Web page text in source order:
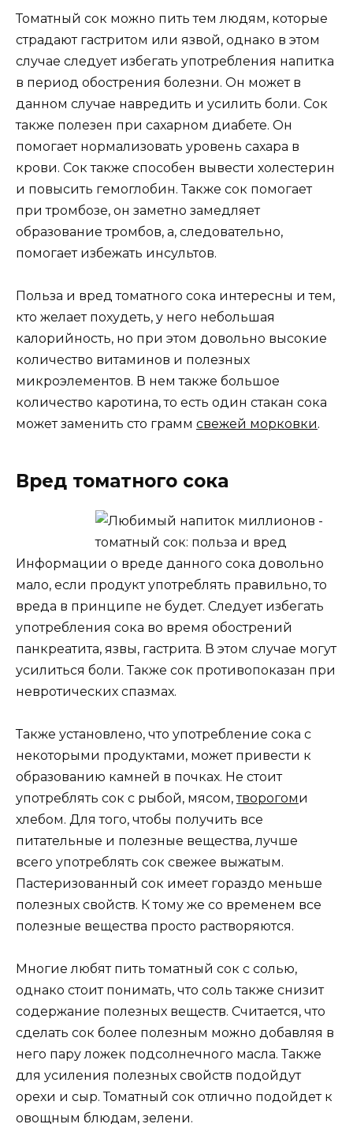
Томатный сок можно пить тем людям, которые
страдают гастритом или язвой, однако в этом
случае следует избегать употребления напитка
в период обострения болезни. Он может в
данном случае навредить и усилить боли. Сок
также полезен при сахарном диабете. Он
помогает нормализовать уровень сахара в
крови. Сок также способен вывести холестерин
и повысить гемоглобин. Также сок помогает
при тромбозе, он заметно замедляет
образование тромбов, а, следовательно,
помогает избежать инсультов.
Польза и вред томатного сока интересны и тем,
кто желает похудеть, у него небольшая
калорийность, но при этом довольно высокие
количество витаминов и полезных
микроэлементов. В нем также большое
количество каротина, то есть один стакан сока
может заменить сто грамм свежей морковки.
Вред томатного сока
Информации о вреде данного сока довольно
мало, если продукт употреблять правильно, то
вреда в принципе не будет. Следует избегать
употребления сока во время обострений
панкреатита, язвы, гастрита. В этом случае могут
усилиться боли. Также сок противопоказан при
невротических спазмах.
Также установлено, что употребление сока с
некоторыми продуктами, может привести к
образованию камней в почках. Не стоит
употреблять сок с рыбой, мясом,творогоми
хлебом. Для того, чтобы получить все
питательные и полезные вещества, лучше
всего употреблять сок свежее выжатым.
Пастеризованный сок имеет гораздо меньше
полезных свойств. К тому же со временем все
полезные вещества просто растворяются.
Многие любят пить томатный сок с солью,
однако стоит понимать, что соль также снизит
содержание полезных веществ. Считается, что
сделать сок более полезным можно добавляя в
него пару ложек подсолнечного масла. Также
для усиления полезных свойств подойдут
орехи и сыр. Томатный сок отлично подойдет к
овощным блюдам, зелени.